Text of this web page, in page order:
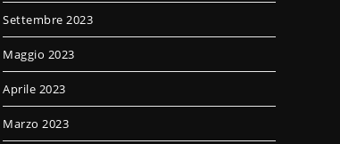
Settembre 2023
Maggio 2023
Aprile 2023
Marzo 2023